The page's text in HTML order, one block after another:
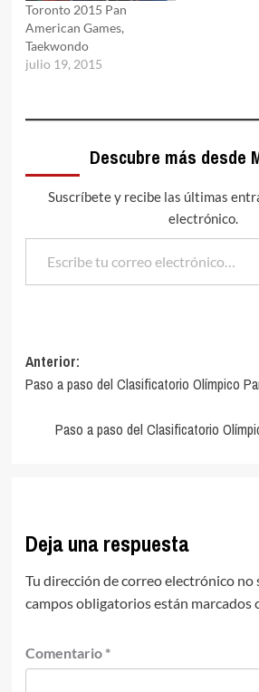
Toronto 2015 Pan
American Games,
Taekwondo
julio 19, 2015
Descubre más desde
Suscríbete y recibe las últimas
electrónico.
Escribe tu correo electrónico…
Navegación
de
entradas
Anterior:
Paso a paso del Clasificatorio Olímpico
Paso a paso del Clasificatorio
Deja una respuesta
Tu dirección de correo electrónico no
campos obligatorios están marcados
Comentario *